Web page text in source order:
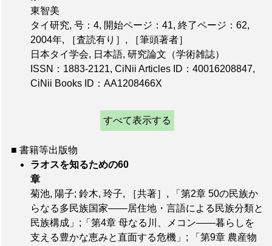
東智美
タイ研究, 号：4, 開始ページ：41, 終了ページ：62,
2004年,
［査読有り］ ,
［筆頭著者］
日本タイ学会, 日本語, 研究論文（学術雑誌）
ISSN：1883-2121, CiNii Articles ID：40016208847,
CiNii Books ID：AA1208466X
すべて表示する
■ 書籍等出版物
ラオスを知るための60
章
菊池, 陽子; 鈴木, 玲子,
［共著］ , 「第2章 50の民族か
らなる多民族国家――居住地・言語による民族分類と
民族構成」;「第4章 母なる川、メコン――暮らしを
支える豊かな恵みと直面する危機」; 「第9章 農産物